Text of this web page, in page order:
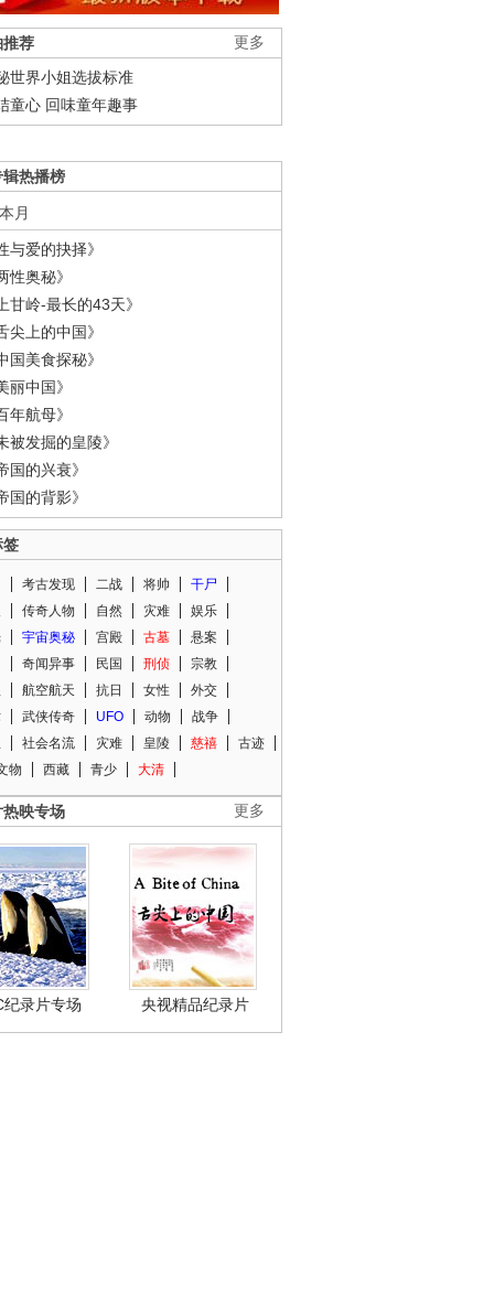
更多
推荐
世界小姐选拔标准
童心 回味童年趣事
热播榜
本月
与爱的抉择》
性奥秘》
甘岭-最长的43天》
尖上的中国》
国美食探秘》
丽中国》
年航母》
被发掘的皇陵》
国的兴衰》
国的背影》
签
考古发现 二战 将帅
干尸
传奇人物 自然 灾难
娱乐
宇宙奥秘 宫殿 古墓
悬案
奇闻异事 民国 刑侦
宗教
航空航天 抗日 女性
外交
武侠传奇 UFO 动物
战争
社会名流 灾难 皇陵 慈禧
古迹
物
西藏 青少 大清
更多
映专场
纪录片专场 央视精品纪录片